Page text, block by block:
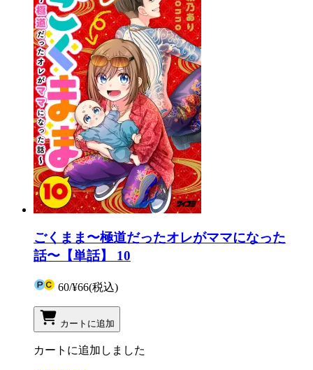
ごくまま〜極道だったオレがママになった
話〜【単話】 10
60/¥66(税込)
カートに追加
カートに追加しました